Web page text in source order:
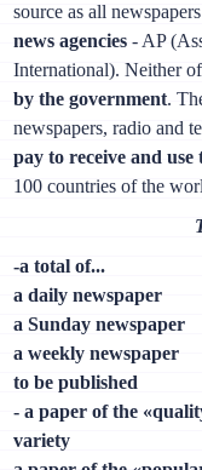
source as all
news agencies - AP
International). Neither
by the government.
newspapers, radio and
pay to receive and
100 countries of the
-a total of...
a daily newspaper
a Sunday newspaper
a weekly newspaper
to be published
- a paper of the
variety